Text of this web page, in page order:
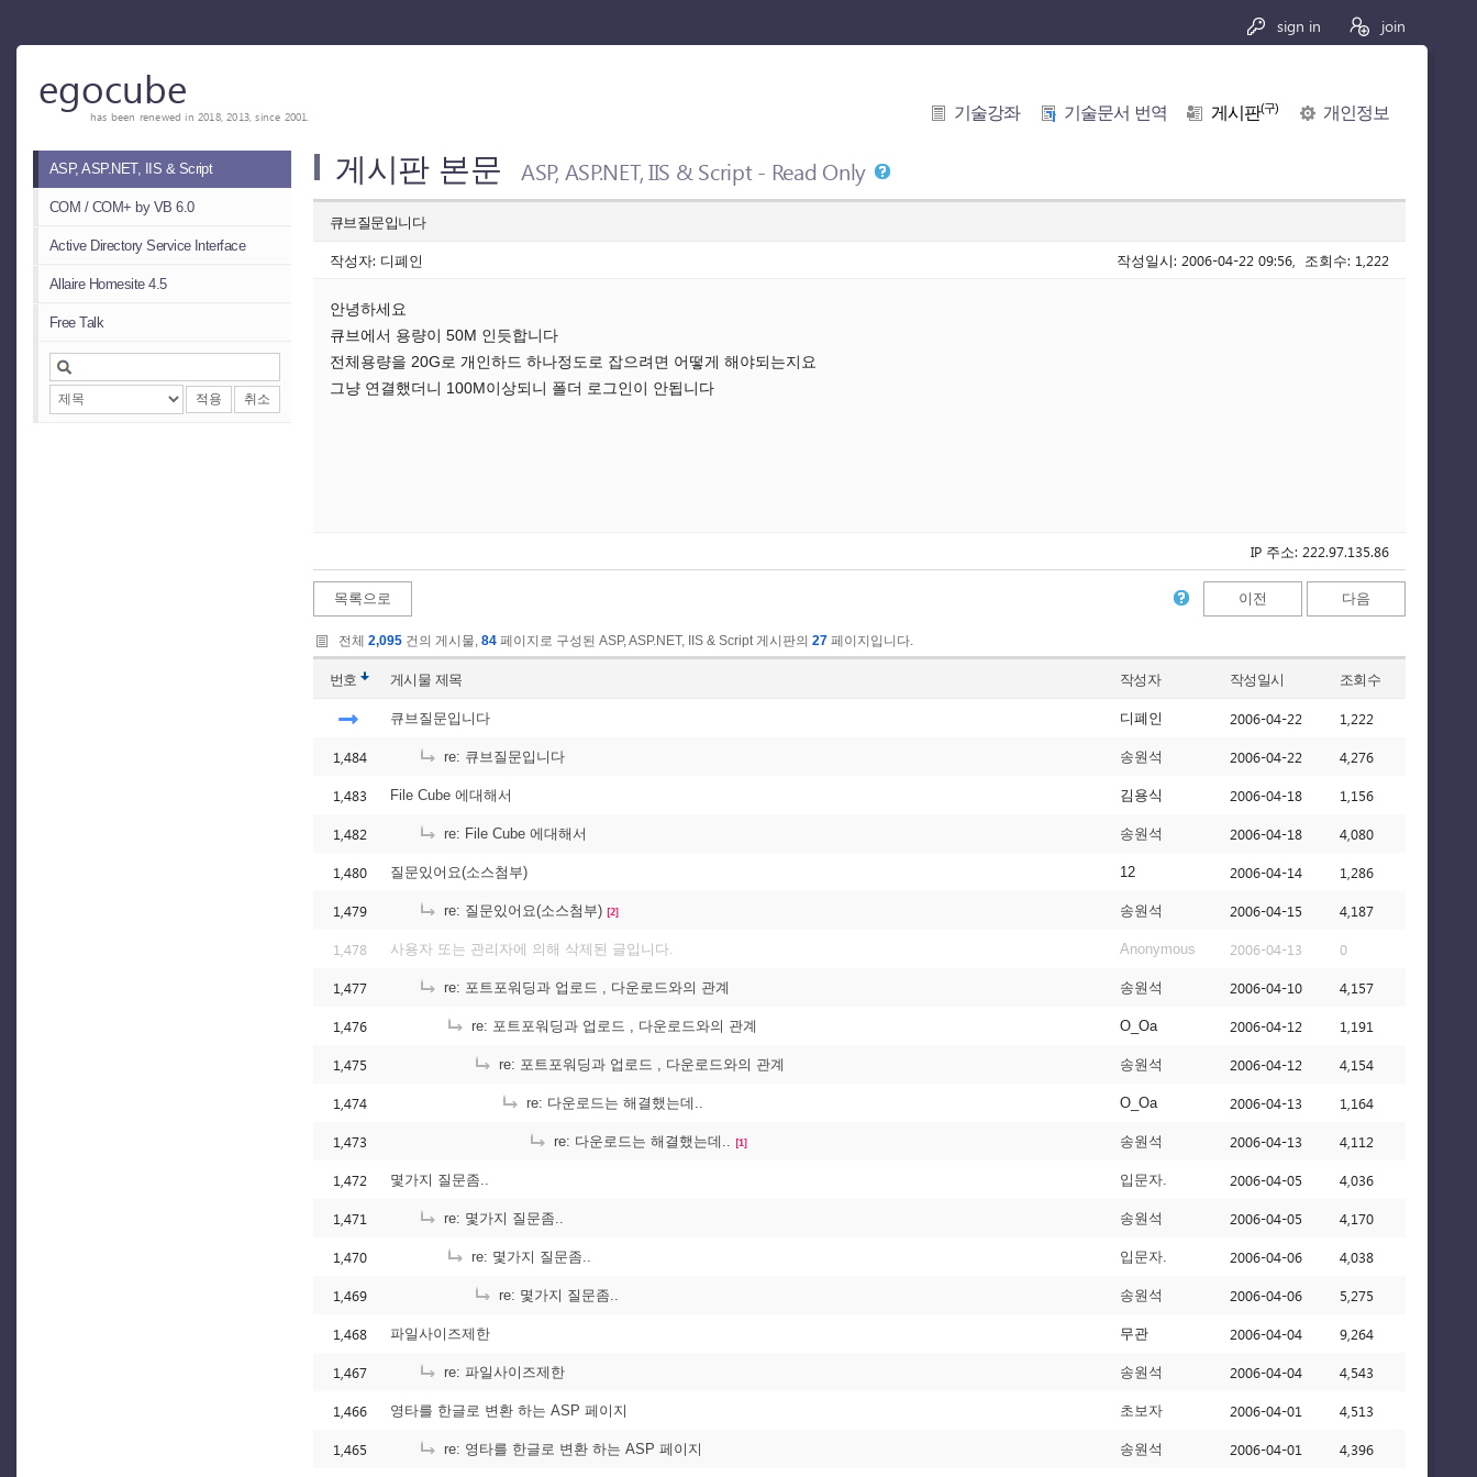
sign in join
egocube
has been renewed in 2018, 2013, since 2001. 기술강좌 기술문서 번역 게시판(구) 개인정보
ASP, ASP.NET, IIS & Script
COM / COM+ by VB 6.0
Active Directory Service Interface
Allaire Homesite 4.5
Free Talk
적용 취소
게시판 본문 ASP, ASP.NET, IIS & Script - Read Only
큐브질문입니다
작성자: 디폐인 작성일시: 2006-04-22 09:56, 조회수: 1,222
안녕하세요
큐브에서 용량이 50M 인듯합니다
전체용량을 20G로 개인하드 하나정도로 잡으려면 어떻게 해야되는지요
그냥 연결했더니 100M이상되니 폴더 로그인이 안됩니다
IP 주소: 222.97.135.86
목록으로 이전 다음
전체 2,095 건의 게시물, 84 페이지로 구성된 ASP, ASP.NET, IIS & Script 게시판의 27 페이지입니다.
번호 게시물 제목 작성자 작성일시 조회수
큐브질문입니다 디폐인 2006-04-22 1,222
1,484 re: 큐브질문입니다 송원석 2006-04-22 4,276
1,483 File Cube 에대해서 김용식 2006-04-18 1,156
1,482 re: File Cube 에대해서 송원석 2006-04-18 4,080
1,480 질문있어요(소스첨부) 12 2006-04-14 1,286
1,479 re: 질문있어요(소스첨부) [2] 송원석 2006-04-15 4,187
1,478 사용자 또는 관리자에 의해 삭제된 글입니다. Anonymous 2006-04-13 0
1,477 re: 포트포워딩과 업로드 , 다운로드와의 관계 송원석 2006-04-10 4,157
1,476 re: 포트포워딩과 업로드 , 다운로드와의 관계 O_Oa 2006-04-12 1,191
1,475 re: 포트포워딩과 업로드 , 다운로드와의 관계 송원석 2006-04-12 4,154
1,474 re: 다운로드는 해결했는데.. O_Oa 2006-04-13 1,164
1,473 re: 다운로드는 해결했는데.. [1] 송원석 2006-04-13 4,112
1,472 몇가지 질문좀.. 입문자. 2006-04-05 4,036
1,471 re: 몇가지 질문좀.. 송원석 2006-04-05 4,170
1,470 re: 몇가지 질문좀.. 입문자. 2006-04-06 4,038
1,469 re: 몇가지 질문좀.. 송원석 2006-04-06 5,275
1,468 파일사이즈제한 무관 2006-04-04 9,264
1,467 re: 파일사이즈제한 송원석 2006-04-04 4,543
1,466 영타를 한글로 변환 하는 ASP 페이지 초보자 2006-04-01 4,513
1,465 re: 영타를 한글로 변환 하는 ASP 페이지 송원석 2006-04-01 4,396